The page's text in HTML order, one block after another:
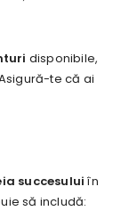
disponibile,
te că ai
succesului în
să includă: